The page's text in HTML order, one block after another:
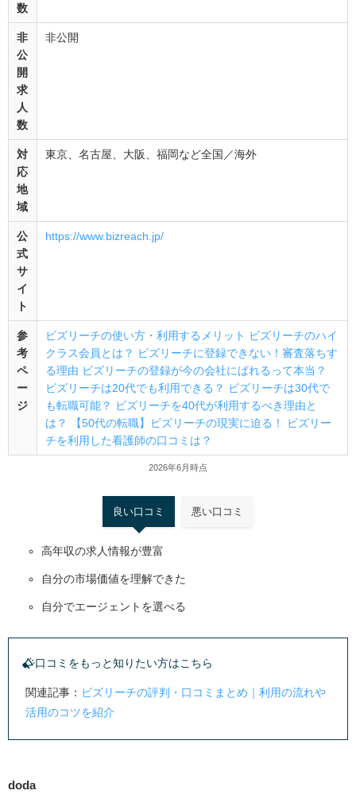
数
非
公
開
求
人
数
非公開
対
応
地
域
東京、名古屋、大阪、福岡など全国／海外
公
式
サ
イ
ト
https://www.bizreach.jp/
参
考
ペ
ー
ジ
ビズリーチの使い方・利用するメリット ビズリーチのハイ
クラス会員とは？ ビズリーチに登録できない！審査落ちす
る理由 ビズリーチの登録が今の会社にばれるって本当？
ビズリーチは20代でも利用できる？ ビズリーチは30代で
も転職可能？ ビズリーチを40代が利用するべき理由と
は？
【50代の転職】ビズリーチの現実に迫る！
ビズリー
チを利用した看護師の口コミは？
2026年6月時点
良い口コミ 悪い口コミ
高年収の求人情報が豊富
自分の市場価値を理解できた
自分でエージェントを選べる
口コミをもっと知りたい方はこちら
関連記事： ビズリーチの評判・口コミまとめ｜利用の流れや
活用のコツを紹介
doda